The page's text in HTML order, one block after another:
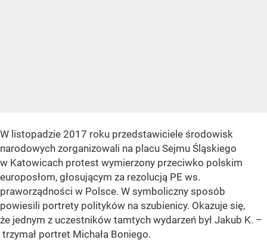
W listopadzie 2017 roku przedstawiciele środowisk
narodowych zorganizowali na placu Sejmu Śląskiego
w Katowicach protest wymierzony przeciwko polskim
europosłom, głosującym za rezolucją PE ws.
praworządności w Polsce. W symboliczny sposób
powiesili portrety polityków na szubienicy. Okazuje się,
że jednym z uczestników tamtych wydarzeń był Jakub K. –
trzymał portret Michała Boniego.